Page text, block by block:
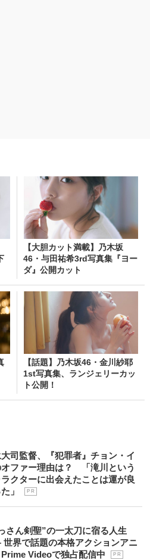
【大胆カット満載】乃木坂
46・与田祐希3rd写真集『ヨー
ダ』公開カット
【話題】乃木坂46・金川紗耶
1st写真集、ランジェリーカッ
ト公開！
司監督、『犯罪者』チョン・イ
オファー理由は？ 「滝川という
クターに出会えたことは運が良
」
P R
さん剣聖”の一太刀に宿る人生
界で話題の本格アクションアニ
Prime Videoで独占配信中
P R